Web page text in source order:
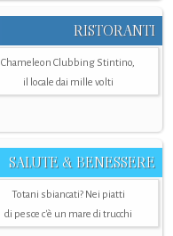
RISTORANTI
Chameleon Clubbing Stintino,
il locale dai mille volti
SALUTE & BENESSERE
Totani sbiancati? Nei piatti
di pesce c'è un mare di trucchi